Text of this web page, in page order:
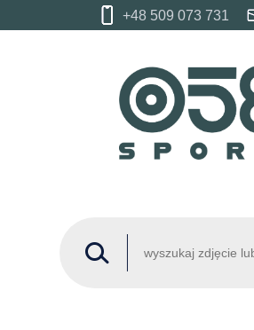
+48 509 073 731